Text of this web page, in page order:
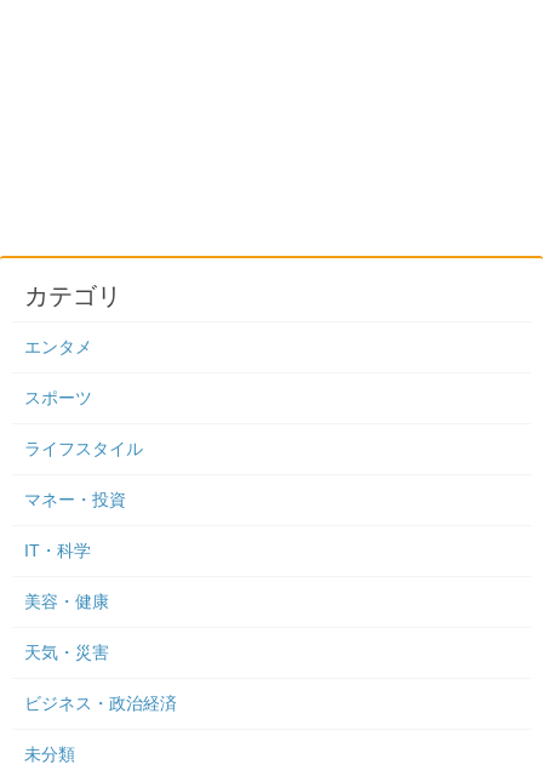
カテゴリ
エンタメ
スポーツ
ライフスタイル
マネー・投資
IT・科学
美容・健康
天気・災害
ビジネス・政治経済
未分類